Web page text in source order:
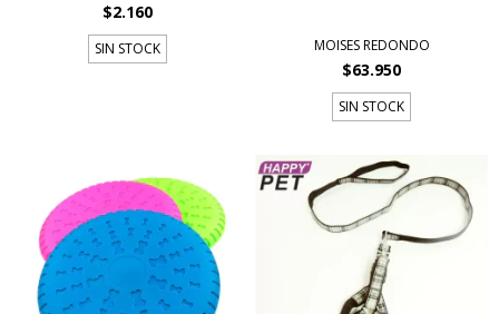
$2.160
SIN STOCK MOISES REDONDO
$63.950
SIN STOCK